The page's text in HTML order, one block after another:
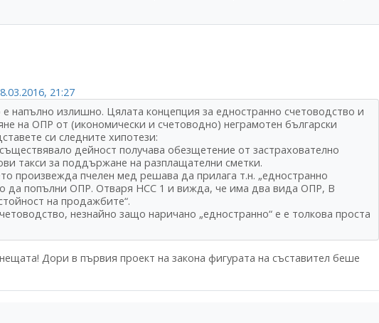
21:27
напълно излишно. Цялата концепция за едностранно счетоводство и
на ОПР от (икономически и счетоводно) неграмотен български
си следните хипотези:
дейност получава обезщетение от застрахователно
такси за поддържане на разплащателни сметки.
произвежда пчелен мед решава да прилага т.н. „едностранно
да попълни ОПР. Отваря НСС 1 и вижда, че има два вида ОПР, В
на продажбите“.
незнайно защо наричано „едностранно“ е е толкова проста
Дори в първия проект на закона фигурата на съставител беше